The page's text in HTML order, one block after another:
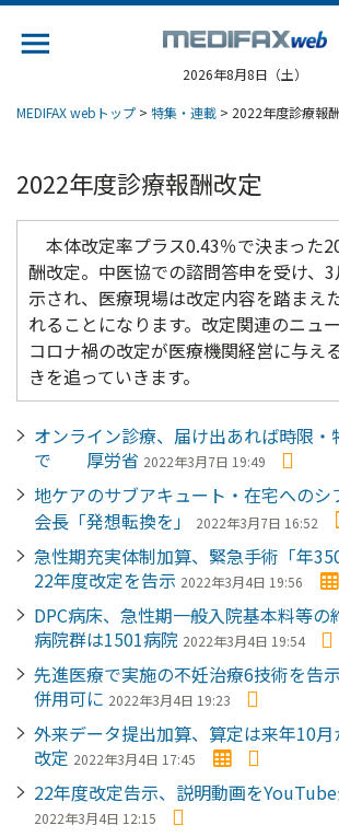
2026年8月8日（土）
MEDIFAX webトップ > 特集・連載 > 2022年度診療報
2022年度診療報酬改定
本体改定率プラス0.43％で決まった
酬改定。中医協での諮問答申を受け、
示され、医療現場は改定内容を踏まえ
れることになります。改定関連のニュ
コロナ禍の改定が医療機関経営に与え
きを追っていきます。
オンライン診療、届け出あれば時限・
で 厚労省 2022年3月7日 19:49
地ケアのサブアキュート・在宅へ
会長「発想転換を」
2022年3月7日 16:52
急性期充実体制加算、緊急手術「年
22年度改定を告示 2022年3月4日 19:56
DPC病床、急性期一般入院基本料
病院群は1501病院 2022年3月4日 19:54
先進医療で実施の不妊治療6技術を
併用可に 2022年3月4日 19:23
外来データ提出加算、算定は来年
改定 2022年3月4日 17:45
22年度改定告示、説明動画を
2022年3月4日 12:15